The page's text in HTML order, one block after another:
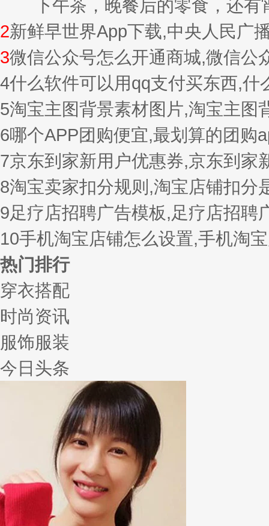
下午茶，晚餐后的零食，还有
2新鲜早世界App下载,中央人民广
3微信公众号怎么开通商城,微信公
4什么软件可以用qq支付买东西,什
5淘宝主图背景素材图片,淘宝主图
6哪个APP团购便宜,最划算的团购
7京东到家新用户优惠券,京东到家
8淘宝卖家扣分规则,淘宝店铺扣分
9足疗店招聘广告模板,足疗店招聘
10手机淘宝店铺怎么设置,手机淘
热门排行
穿衣搭配
时尚资讯
服饰服装
今日头条